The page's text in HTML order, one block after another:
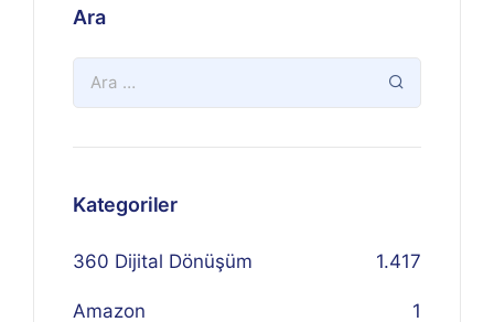
Ara
Kategoriler
360 Dijital Dönüşüm 1.417
Amazon 1